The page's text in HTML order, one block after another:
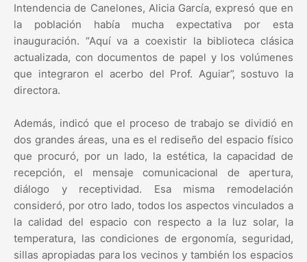
Intendencia de Canelones, Alicia García, expresó que en
la población había mucha expectativa por esta
inauguración. “Aquí va a coexistir la biblioteca clásica
actualizada, con documentos de papel y los volúmenes
que integraron el acerbo del Prof. Aguiar”, sostuvo la
directora.
Además, indicó que el proceso de trabajo se dividió en
dos grandes áreas, una es el rediseño del espacio físico
que procuró, por un lado, la estética, la capacidad de
recepción, el mensaje comunicacional de apertura,
diálogo y receptividad. Esa misma remodelación
consideró, por otro lado, todos los aspectos vinculados a
la calidad del espacio con respecto a la luz solar, la
temperatura, las condiciones de ergonomía, seguridad,
sillas apropiadas para los vecinos y también los espacios